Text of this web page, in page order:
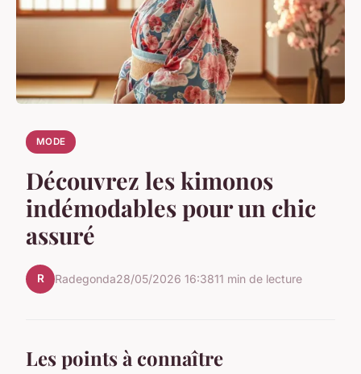
MODE
Découvrez les kimonos
indémodables pour un chic
assuré
R Radegonda28/05/2026 16:3811 min de lecture
Les points à connaître